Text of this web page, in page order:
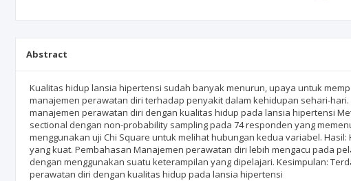
Abstract
Kualitas hidup lansia hipertensi sudah banyak menurun, upaya untuk
manajemen perawatan diri terhadap penyakit dalam kehidupan sehari-
manajemen perawatan diri dengan kualitas hidup pada lansia hipertensi
sectional dengan non-probability sampling pada 74 responden yang
menggunakan uji Chi Square untuk melihat hubungan kedua variabel.
yang kuat. Pembahasan Manajemen perawatan diri lebih mengacu pada
dengan menggunakan suatu keterampilan yang dipelajari. Kesimpulan:
perawatan diri dengan kualitas hidup pada lansia hipertensi